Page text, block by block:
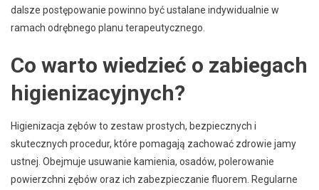
dalsze postępowanie powinno być ustalane indywidualnie w
ramach odrębnego planu terapeutycznego.
Co warto wiedzieć o zabiegach
higienizacyjnych?
Higienizacja zębów to zestaw prostych, bezpiecznych i
skutecznych procedur, które pomagają zachować zdrowie jamy
ustnej. Obejmuje usuwanie kamienia, osadów, polerowanie
powierzchni zębów oraz ich zabezpieczanie fluorem. Regularne